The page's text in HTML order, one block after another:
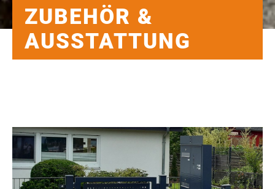
ZUBEHÖR &
AUSSTATTUNG